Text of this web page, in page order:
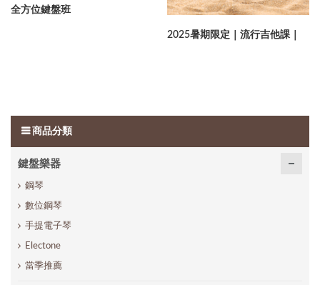
全方位鍵盤班
2025暑期限定｜流行吉他課｜
商品分類
鍵盤樂器
鋼琴
數位鋼琴
手提電子琴
Electone
當季推薦